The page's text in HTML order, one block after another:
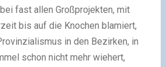
fast allen Großprojekten, mit
bis auf die Knochen blamiert,
in den Bezirken, in
schon nicht mehr wiehert,